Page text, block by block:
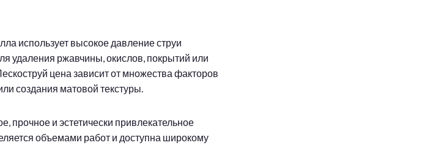
использует высокое давление струи
удаления ржавчины, окислов, покрытий или
цена зависит от множества факторов
создания матовой текстуры.
прочное и эстетически привлекательное
объемами работ и доступна широкому